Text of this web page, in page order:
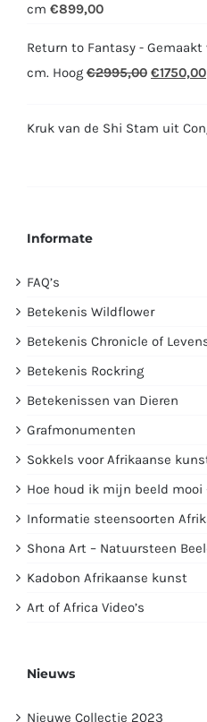
cm €899,00
Return to Fantasy - Gemaakt
cm. Hoog €2995,00
was:
€1750,00
Kruk van de Shi Stam uit
Informate
FAQ’s
Betekenis Wildflower
Betekenis Chronicle of
Betekenis Rockring
Betekenissen van Dieren
Grafmonumenten
Sokkels voor Afrikaanse
Hoe houd ik mijn beeld mooi
Informatie steensoorten
Shona Art – Natuursteen
Kadobon Afrikaanse kunst
Art of Africa Video’s
Nieuws
Nieuwe Collectie 2023